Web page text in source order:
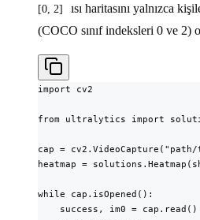
[0, 2]
ısı haritasını yalnızca
(COCO sınıf indeksleri 0 ve 2)
import cv2
from ultralytics import
cap =
heatmap =
while cap.isOpened():
    success, im0 = cap.read()